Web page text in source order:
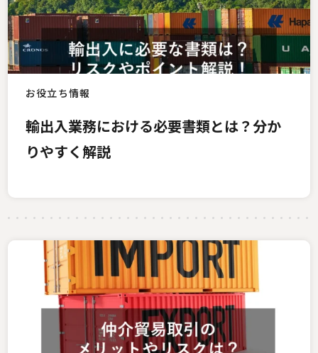
お役立ち情報
輸出入業務における必要書類とは？分か
りやすく解説